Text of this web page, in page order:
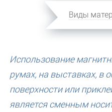
Виды
Использование
румах, на выставках, в
поверхности или
является сменным